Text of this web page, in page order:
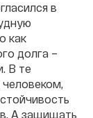
в
как
долга –
В те
А защищать